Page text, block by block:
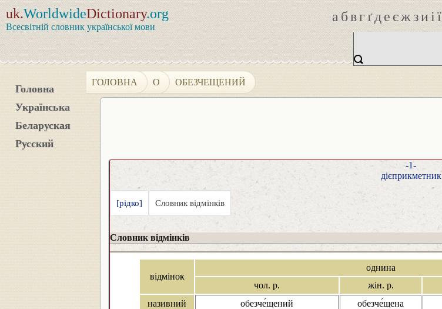
uk.WorldwideDictionary.org
Всесвітній словник української мови
абвгґдеєжзиії
Головна
Українська
Беларуская
Русский
ГОЛОВНА О ОБЕЗЧЕЩЕНИЙ
-1-
дієприкметник
[рідко] Словник відмінків
Словник відмінків
відмінок
однина
чол. р.
жін. р.
називний
обезче́щений обезче́щена